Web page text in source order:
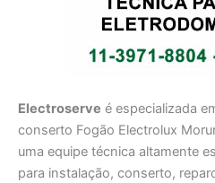
Electroserve é especializada
conserto Fogão Electrolux
uma equipe técnica altamente
para instalação, conserto,